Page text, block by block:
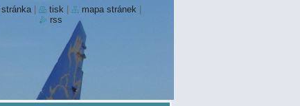
tisk mapa stránek
rss